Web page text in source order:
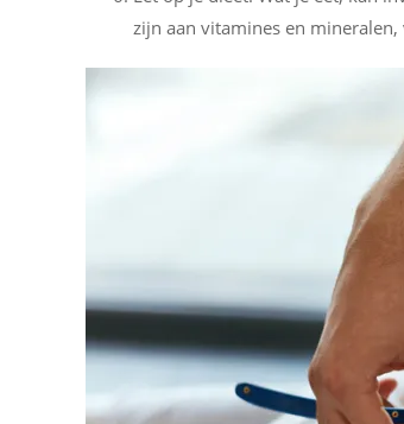
zijn aan vitamines en